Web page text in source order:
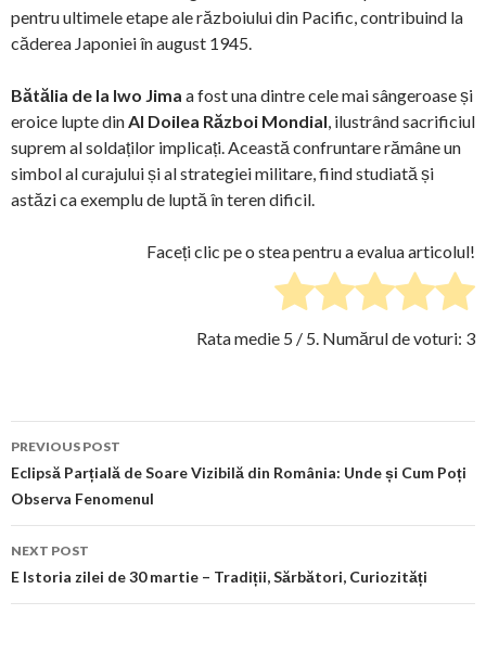
pentru ultimele etape ale războiului din Pacific, contribuind la
căderea Japoniei în august 1945.
Bătălia de la Iwo Jima a fost una dintre cele mai sângeroase și
eroice lupte dinAl Doilea Război Mondial, ilustrând sacrificiul
suprem al soldaților implicați. Această confruntare rămâne un
simbol al curajului și al strategiei militare, fiind studiată și
astăzi ca exemplu de luptă în teren dificil.
Faceți clic pe o stea pentru a evalua articolul!
Rata medie 5 / 5. Numărul de voturi: 3
Post
navigation
PREVIOUS POST
Eclipsă Parțială de Soare Vizibilă din România: Unde și Cum Poți
Observa Fenomenul
NEXT POST
E Istoria zilei de 30 martie – Tradiții, Sărbători, Curiozități